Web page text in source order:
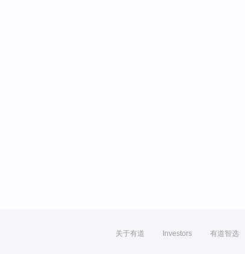
关于有道 Investors 有道智选